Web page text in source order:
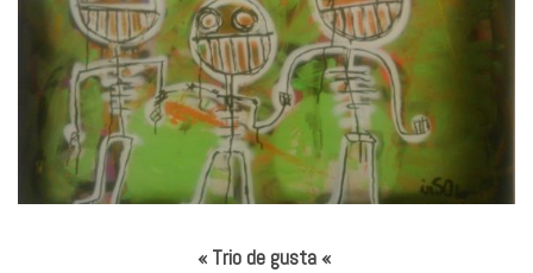
« Trio de gusta «